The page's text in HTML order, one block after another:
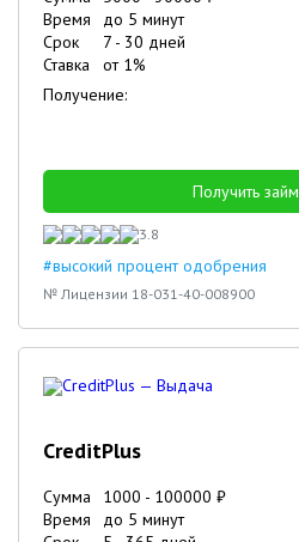
Время
до 5 минут
Срок
7 - 30 дней
Ставка
от 1%
Получение:
Получить займ
3.8
#высокий процент одобрения
№ Лицензии 18-031-40-008900
CreditPlus
Сумма 1000 - 100000 ₽
Время
до 5 минут